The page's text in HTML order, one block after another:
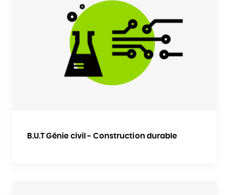
B.U.T Génie civil - Construction durable